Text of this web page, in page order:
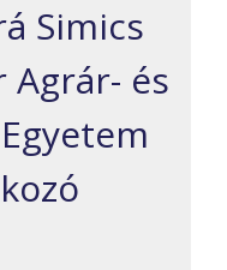
Simics
Agrár- és